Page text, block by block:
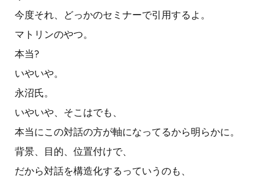
今度それ、どっかのセミナーで引用するよ。
マトリンのやつ。
本当?
いやいや。
永沼氏。
いやいや、そこはでも、
本当にこの対話の方が軸になってるから明らかに。
背景、目的、位置付けで、
だから対話を構造化するっていうのも、